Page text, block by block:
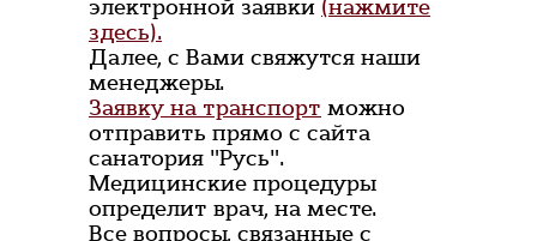
электронной заявки (нажмите
здесь).
Далее, с Вами свяжутся наши
менеджеры.
Заявку на транспорт можно
отправить прямо с сайта
санатория "Русь".
Медицинские процедуры
определит врач, на месте.
Все вопросы, связанные с